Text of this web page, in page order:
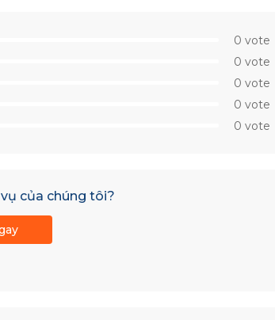
0 vote
0 vote
0 vote
0 vote
0 vote
của chúng tôi?